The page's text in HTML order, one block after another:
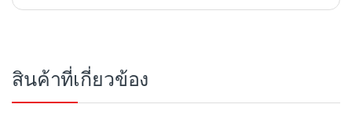
สินค้าที่เกี่ยวข้อง